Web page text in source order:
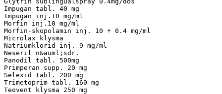
Impugan tabl. 40 mg
Impugan inj.10 mg/ml
Morfin inj.10 mg/ml
Morfin-skopolamin inj. 10 + 0.4 mg/ml
Microlax klysma
Natriumklorid inj. 9 mg/ml
Neseril n&auml;sdr.
Panodil tabl. 500mg
Primperan supp. 20 mg
Selexid tabl. 200 mg
Trimetoprim tabl. 160 mg
Teovent klysma 250 mg